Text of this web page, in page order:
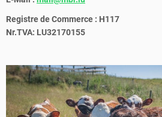
Registre de Commerce : H117
Nr.TVA: LU32170155